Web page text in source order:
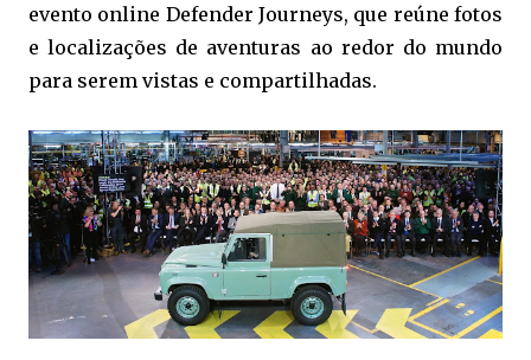
evento online Defender Journeys, que reúne fotos
e localizações de aventuras ao redor do mundo
para serem vistas e compartilhadas.